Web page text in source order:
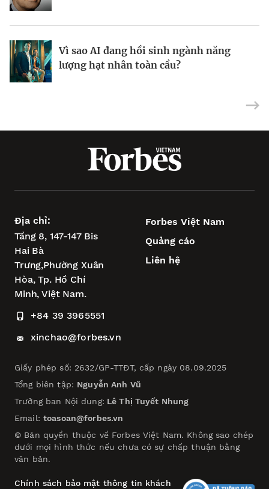
Vì sao AI đang hồi sinh ngành năng
lượng hạt nhân toàn cầu?
Lối đi riêng của quỹ đầu tư mạo hiểm
General Catalyst
Nghệ thuật kết nối
Địa chỉ:
Tầng 8, 147-147 Bis
Hai Bà
Trưng,Phường Xuân
Hòa,Tp. Hồ Chí
Minh, Việt Nam.
+84 39 3965551
xinchao@forbes.vn
Forbes Việt Nam
Quảng cáo
Liên hệ
Giấy phép số: 2632/GP-TTĐT, cấp ngày 08.09.2025
Tổng biên tập: Nguyễn Anh Vũ
Trưởng ban Nội dung: Lê Thị Tuyết Nhung
Email: toasoan@forbes.vn
© Bản quyền thuộc về Forbes Việt Nam. Không sao chép
dưới mọi hình thức nếu chưa có sự chấp thuận bằng
văn bản.
Chính sách bảo mật thông tin khách